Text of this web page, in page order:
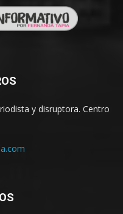
y disruptora. Centro